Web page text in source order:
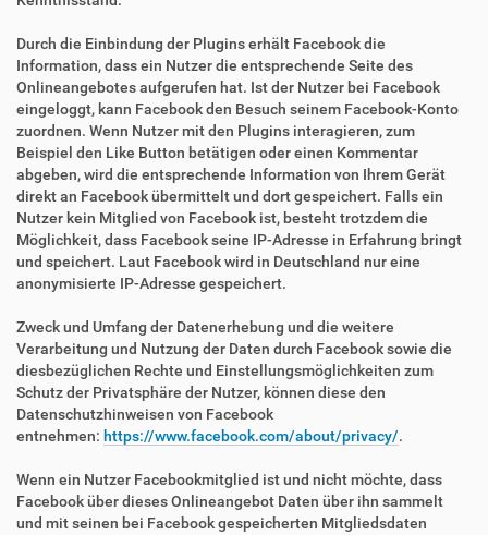
Durch die Einbindung der Plugins erhält Facebook die
Information, dass ein Nutzer die entsprechende Seite des
Onlineangebotes aufgerufen hat. Ist der Nutzer bei Facebook
eingeloggt, kann Facebook den Besuch seinem Facebook-Konto
zuordnen. Wenn Nutzer mit den Plugins interagieren, zum
Beispiel den Like Button betätigen oder einen Kommentar
abgeben, wird die entsprechende Information von Ihrem Gerät
direkt an Facebook übermittelt und dort gespeichert. Falls ein
Nutzer kein Mitglied von Facebook ist, besteht trotzdem die
Möglichkeit, dass Facebook seine IP-Adresse in Erfahrung bringt
und speichert. Laut Facebook wird in Deutschland nur eine
anonymisierte IP-Adresse gespeichert.
Zweck und Umfang der Datenerhebung und die weitere
Verarbeitung und Nutzung der Daten durch Facebook sowie die
diesbezüglichen Rechte und Einstellungsmöglichkeiten zum
Schutz der Privatsphäre der Nutzer, können diese den
Datenschutzhinweisen von Facebook
entnehmen: https://www.facebook.com/about/privacy/.
Wenn ein Nutzer Facebookmitglied ist und nicht möchte, dass
Facebook über dieses Onlineangebot Daten über ihn sammelt
und mit seinen bei Facebook gespeicherten Mitgliedsdaten